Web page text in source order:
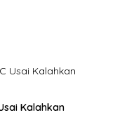
Kalahkan